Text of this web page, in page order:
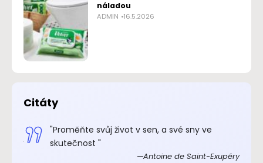
náladou
ADMIN 16.5.2026
Citáty
"Proměňte svůj život v sen, a své sny ve
skutečnost "
Antoine de Saint-Exupéry